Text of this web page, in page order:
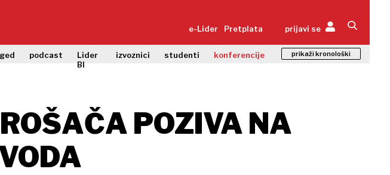
e-Lider Pretplata prijavi se
podcast
Lider
BI
izvoznici studenti konferencije prikaži kronološki
POZIVA NA